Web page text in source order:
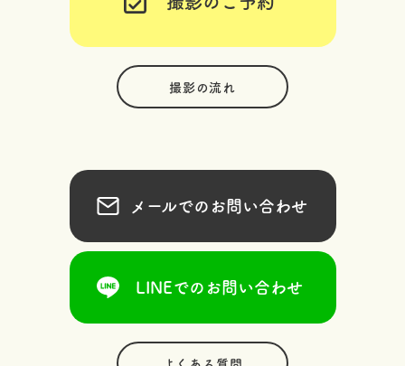
撮影の流れ
メールでのお問い合わせ
LINEでのお問い合わせ